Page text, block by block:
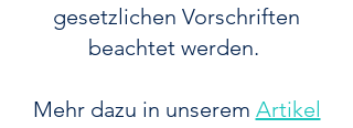
gesetzlichen Vorschriften
beachtet werden.
Mehr dazu in unserem Artikel